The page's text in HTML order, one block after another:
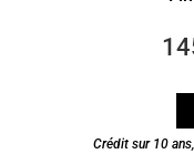
Crédit sur 10